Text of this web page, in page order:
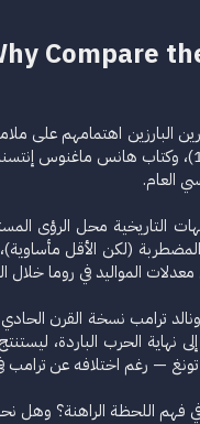
Compare
العام.
التاريخية محل الرؤى
المضطربة (لكن الأقل
المواليد في روما
ترامب نسخة القرن الحادي
إلى نهاية الحرب الباردة،
— رغم اختلافه عن ترامب
فهم اللحظة الراهنة؟ وهل